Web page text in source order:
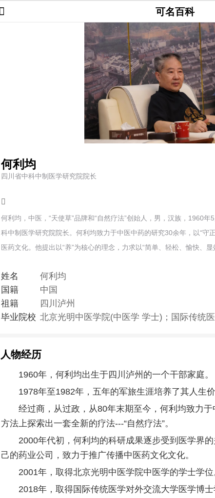
可名百科
何利均
四川省中科中制医学研究院院长
何利均，中医，“天使草”品牌和“自然疗法”创始人，男，汉族，1960
科中制医学研究院院长。何利均致力于中医中药的研究30余年，以“守
医药文化。他提出以“养”为核心的理念，力求以“简单、轻松、愉快、显
姓名
何利均
国籍
中国
祖籍
四川泸州
毕业院校 北京光明中医学院(中医学 学士)；国际传统
人物经历
1960年，何利均出生于四川泸州的一个干部家庭。
1978年至1982年，五年的军旅生涯培养了其人生
经过商，从过政，从80年末期至今，何利均致力
方法上探索出一套全新的疗法---“自然疗法”。
2000年代初，何利均的科研成果逐步受到医学界
己的药业公司，致力于推广传播中医药文化文化。
2001年，取得北京光明中医学院中医学的学士学位
2018年，取得国际传统医学对外交流大学医学博